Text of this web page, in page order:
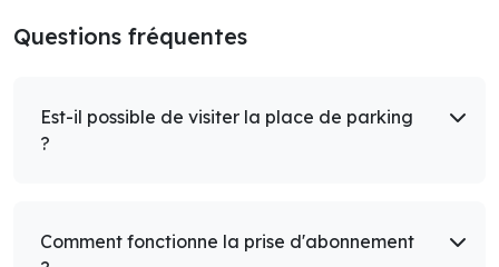
Questions fréquentes
Est-il possible de visiter la place de parking
?
Comment fonctionne la prise d'abonnement